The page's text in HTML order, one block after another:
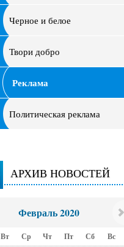
Черное и белое
Твори добро
Реклама
Политическая реклама
АРХИВ НОВОСТЕЙ
Февраль 2020
Вт Ср Чт Пт Сб Вс